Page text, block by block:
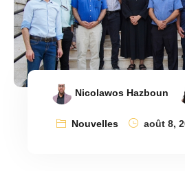
Nicolawos Hazboun
Nouvelles
août 8,